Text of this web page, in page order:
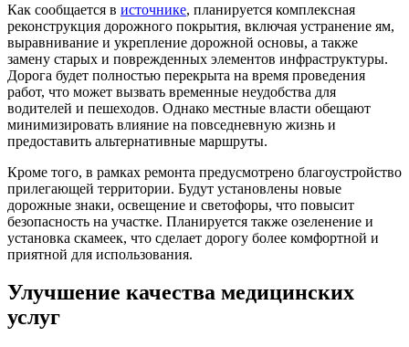
Как сообщается в источнике, планируется комплексная
реконструкция дорожного покрытия, включая устранение ям,
выравнивание и укрепление дорожной основы, а также
замену старых и поврежденных элементов инфраструктуры.
Дорога будет полностью перекрыта на время проведения
работ, что может вызвать временные неудобства для
водителей и пешеходов. Однако местные власти обещают
минимизировать влияние на повседневную жизнь и
предоставить альтернативные маршруты.
Кроме того, в рамках ремонта предусмотрено благоустройство
прилегающей территории. Будут установлены новые
дорожные знаки, освещение и светофоры, что повысит
безопасность на участке. Планируется также озеленение и
установка скамеек, что сделает дорогу более комфортной и
приятной для использования.
Улучшение качества медицинских
услуг